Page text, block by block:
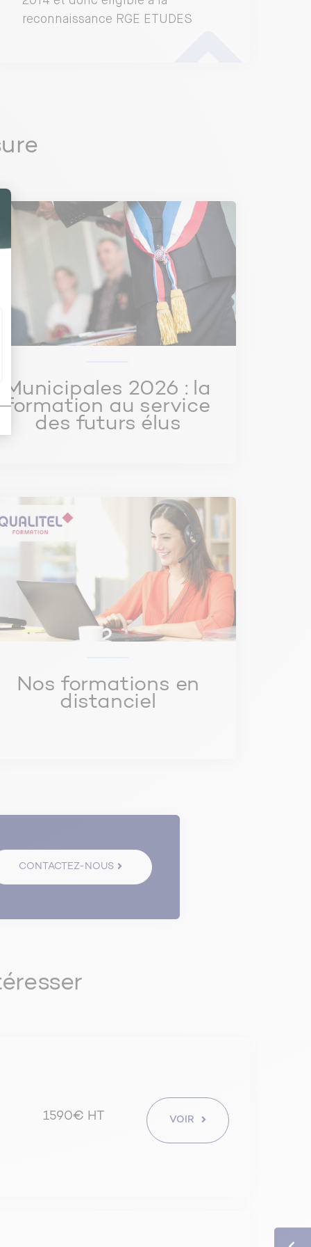
reconnaissance RGE ETUDES
Municipales 2026 : la
formation au service
des futurs élus
Nos formations en
distanciel
CONTACTEZ-NOUS
1590€ HT VOIR